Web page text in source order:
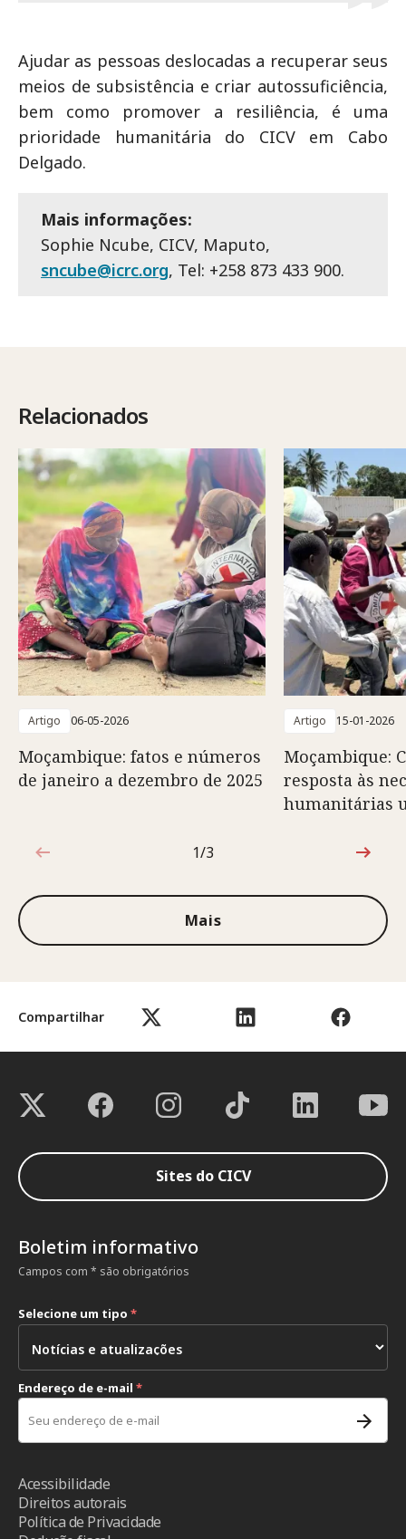
Compartilhar
Ajudar as pessoas deslocadas a recuperar seus
meios de subsistência e criar autossuficiência,
bem como promover a resiliência, é uma
prioridade humanitária do CICV em Cabo
Delgado.
Mais informações:
Sophie Ncube, CICV, Maputo,
sncube@icrc.org, Tel: +258 873 433 900.
Relacionados
Artigo 06-05-2026
Moçambique: fatos e números
de janeiro a dezembro de 2025
Artigo 15-01-2026
Moçambique:
resposta às
humanitárias
1 de 3
1/3
Mais
Sites do CICV
Boletim informativo
Campos com * são obrigatórios
Selecione um tipo *
Endereço de e-mail *
Acessibilidade
Direitos autorais
Política de Privacidade